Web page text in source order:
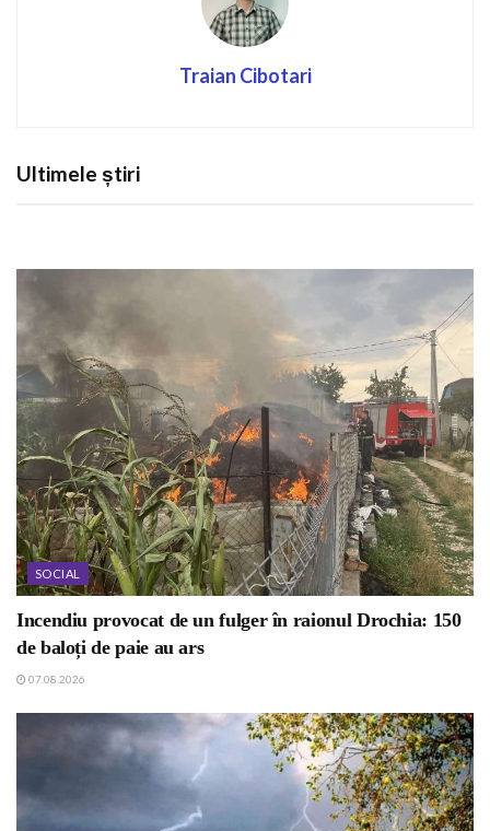
Traian Cibotari
Ultimele știri
SOCIAL
Incendiu provocat de un fulger în raionul Drochia: 150
de baloți de paie au ars
07.08.2026